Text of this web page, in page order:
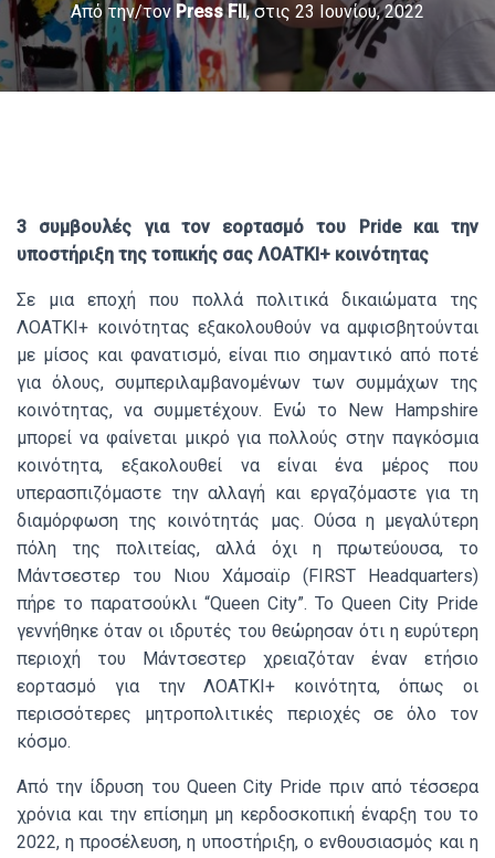
Από την/τον Press Fll, στις 23 Ιουνίου, 2022
3 συμβουλές για τον εορτασμό του Pride και την
υποστήριξη της τοπικής σας ΛΟΑΤΚΙ+ κοινότητας
Σε μια εποχή που πολλά πολιτικά δικαιώματα της
ΛΟΑΤΚΙ+ κοινότητας εξακολουθούν να αμφισβητούνται
με μίσος και φανατισμό, είναι πιο σημαντικό από ποτέ
για όλους, συμπεριλαμβανομένων των συμμάχων της
κοινότητας, να συμμετέχουν. Ενώ το New Hampshire
μπορεί να φαίνεται μικρό για πολλούς στην παγκόσμια
κοινότητα, εξακολουθεί να είναι ένα μέρος που
υπερασπιζόμαστε την αλλαγή και εργαζόμαστε για τη
διαμόρφωση της κοινότητάς μας. Ούσα η μεγαλύτερη
πόλη της πολιτείας, αλλά όχι η πρωτεύουσα, το
Μάντσεστερ του Νιου Χάμσαϊρ (FIRST Headquarters)
πήρε το παρατσούκλι “Queen City”. Το Queen City Pride
γεννήθηκε όταν οι ιδρυτές του θεώρησαν ότι η ευρύτερη
περιοχή του Μάντσεστερ χρειαζόταν έναν ετήσιο
εορτασμό για την ΛΟΑΤΚΙ+ κοινότητα, όπως οι
περισσότερες μητροπολιτικές περιοχές σε όλο τον
κόσμο.
Από την ίδρυση του Queen City Pride πριν από τέσσερα
χρόνια και την επίσημη μη κερδοσκοπική έναρξη του το
2022, η προσέλευση, η υποστήριξη, ο ενθουσιασμός και η